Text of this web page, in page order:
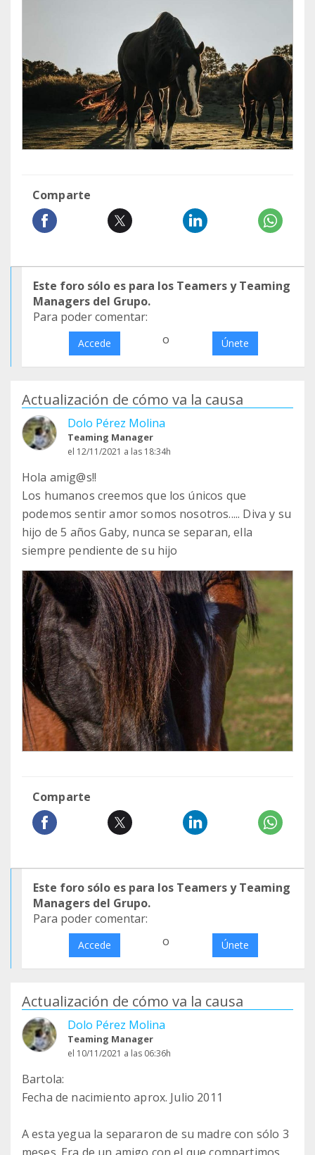
Comparte
Este foro sólo es para los Teamers y Teaming
Managers del Grupo.
Para poder comentar:
Accede o Únete
Actualización de cómo va la causa
Dolo Pérez Molina
Teaming Manager
el 12/11/2021 a las 18:34h
Hola amig@s!!
Los humanos creemos que los únicos que
podemos sentir amor somos nosotros..... Diva y su
hijo de 5 años Gaby, nunca se separan, ella
siempre pendiente de su hijo
Comparte
Este foro sólo es para los Teamers y Teaming
Managers del Grupo.
Para poder comentar:
Accede o Únete
Actualización de cómo va la causa
Dolo Pérez Molina
Teaming Manager
el 10/11/2021 a las 06:36h
Bartola:
Fecha de nacimiento aprox. Julio 2011
A esta yegua la separaron de su madre con sólo 3